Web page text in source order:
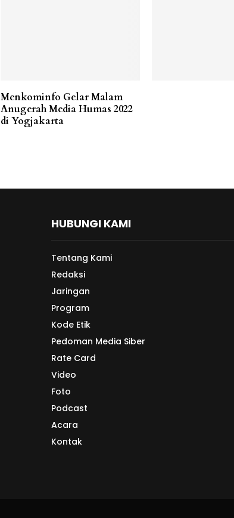
Menkominfo Gelar Malam
Anugerah Media Humas 2022
di Yogjakarta
HUBUNGI KAMI
Tentang Kami
Redaksi
Jaringan
Program
Kode Etik
Pedoman Media Siber
Rate Card
Video
Foto
Podcast
Acara
Kontak